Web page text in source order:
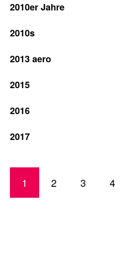
2010er Jahre
2010s
2013 aero
2015
2016
2017
1 2 3 4